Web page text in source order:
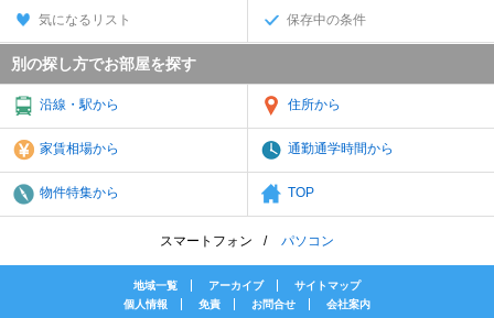
気になるリスト 保存中の条件
別の探し方でお部屋を探す
沿線・駅から 住所から
家賃相場から 通勤通学時間から
物件特集から TOP
スマートフォン パソコン
地域一覧 アーカイブ
サイトマップ
個人情報
免責 お問合せ 会社案内